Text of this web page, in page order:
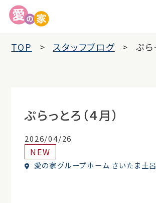
TOP スタッフブログ ぷら
ぷらっとろ（４月）
2026/04/26
NEW
愛の家グループホーム さいたま土呂